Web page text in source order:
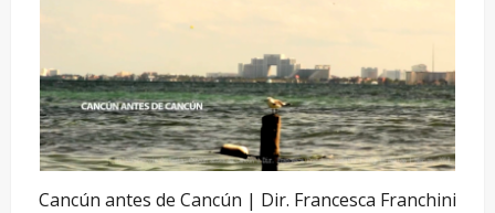
Cancún antes de Cancún | Dir. Francesca Franchini